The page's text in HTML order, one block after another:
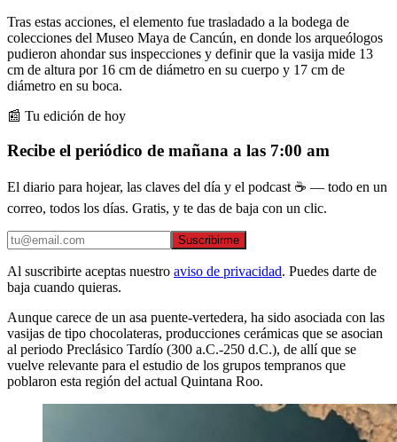
Tras estas acciones, el elemento fue trasladado a la bodega de
colecciones del Museo Maya de Cancún, en donde los arqueólogos
pudieron ahondar sus inspecciones y definir que la vasija mide 13
cm de altura por 16 cm de diámetro en su cuerpo y 17 cm de
diámetro en su boca.
📰 Tu edición de hoy
Recibe el periódico de mañana a las 7:00 am
El diario para hojear, las claves del día y el podcast ☕ — todo en un
correo, todos los días. Gratis, y te das de baja con un clic.
Suscribirme
Al suscribirte aceptas nuestro aviso de privacidad. Puedes darte de
baja cuando quieras.
Aunque carece de un asa puente-vertedera, ha sido asociada con las
vasijas de tipo chocolateras, producciones cerámicas que se asocian
al periodo Preclásico Tardío (300 a.C.-250 d.C.), de allí que se
vuelve relevante para el estudio de los grupos tempranos que
poblaron esta región del actual Quintana Roo.